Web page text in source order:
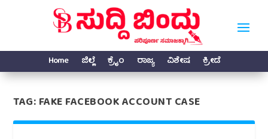
Home ಜಿಲ್ಲೆ ಕ್ರೈಂ ರಾಜ್ಯ ವಿಶೇಷ ಕ್ರೀಡೆ
TAG:FAKE FACEBOOK ACCOUNT CASE